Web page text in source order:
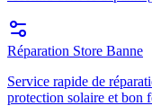
Réparation Store Banne
Service rapide de
protection solaire et bon